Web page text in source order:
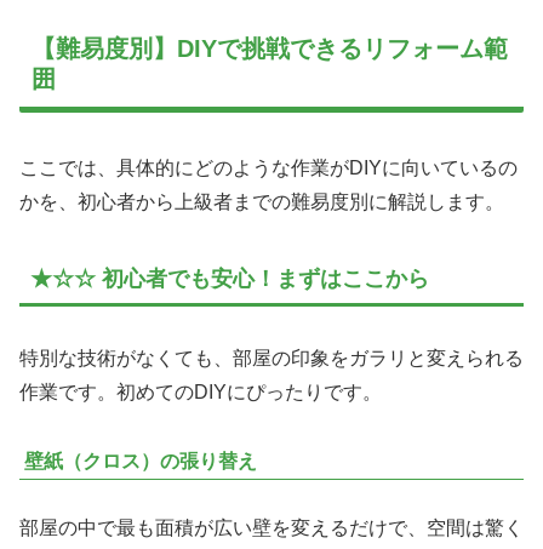
【難易度別】DIYで挑戦できるリフォーム範
囲
ここでは、具体的にどのような作業がDIYに向いているの
かを、初心者から上級者までの難易度別に解説します。
★☆☆ 初心者でも安心！まずはここから
特別な技術がなくても、部屋の印象をガラリと変えられる
作業です。初めてのDIYにぴったりです。
壁紙（クロス）の張り替え
部屋の中で最も面積が広い壁を変えるだけで、空間は驚く